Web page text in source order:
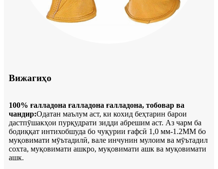
Вижагиҳо
100% ғалладона ғалладона ғалладона, тобовар ва
чандир:Одатан маълум аст, ки кохид беҳтарин барои
дастпӯшакҳои пурқудрати зидди абрешим аст. Аз чарм ба
бодиққат интихобшуда бо чуқурии ғафсӣ 1,0 мм-1.2MM бо
муқовимати мӯътадилӣ, вале инчунин мулоим ва мӯътадил
сохта, муқовимати ашкро, муқовимати ашк ва муқовимати
ашк.